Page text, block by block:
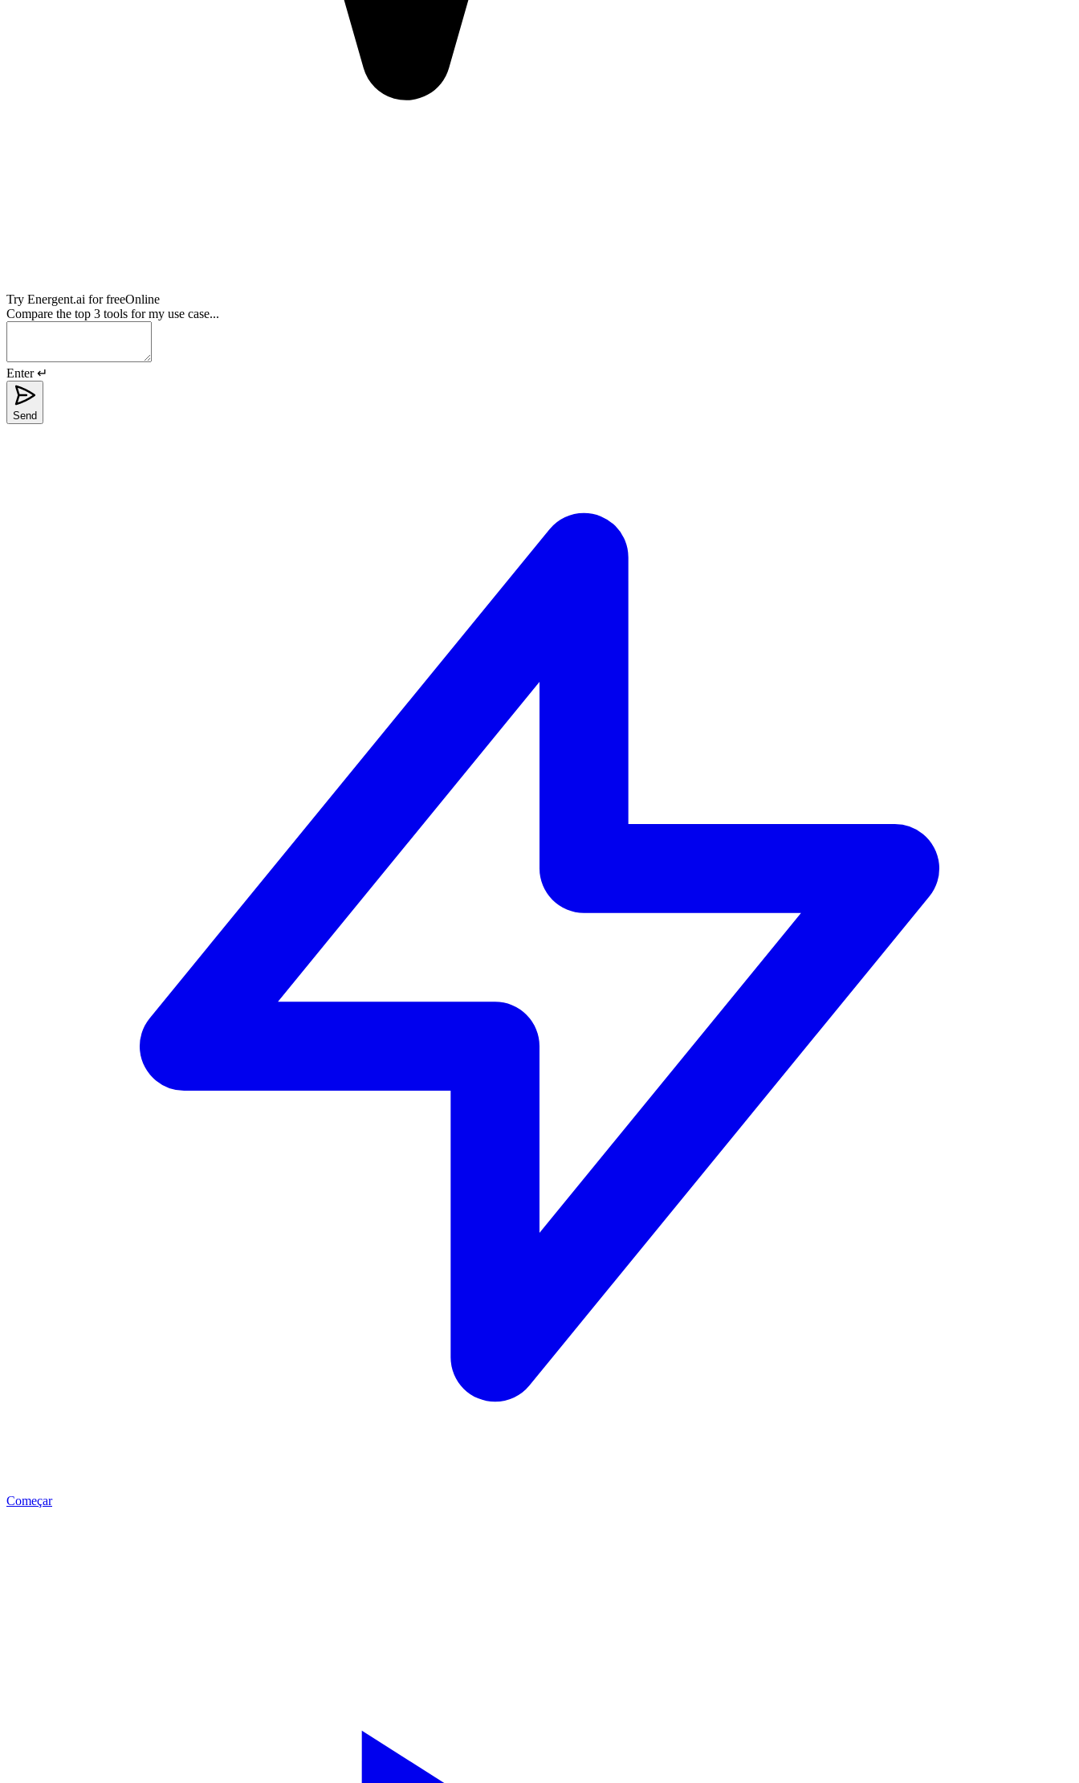
Try Energent.ai for freeOnline
Compare the top 3 tools for my use case...
Enter ↵
Send
Começar